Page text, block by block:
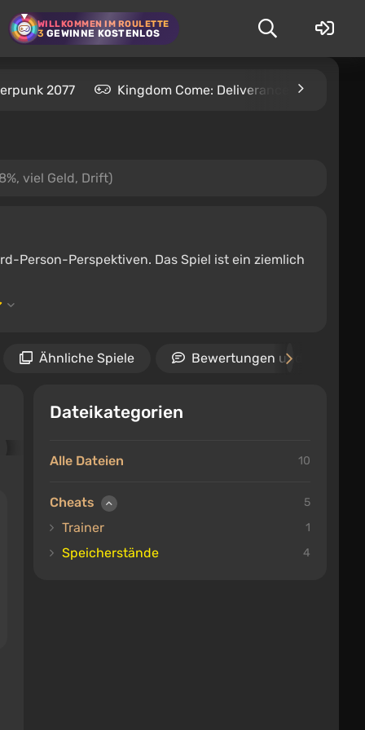
WILLKOMMEN IM ROULETTE
3 GEWINNE KOSTENLOS
2077 Kingdom Come: Deliverance 2
viel Geld, Drift)
Person-Perspektiven. Das Spiel ist ein ziemlich
Ähnliche Spiele Bewertungen und
Dateikategorien
Alle Dateien 10
Cheats 5
Trainer 1
Speicherstände 4